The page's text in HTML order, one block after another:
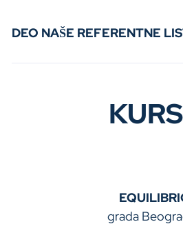
DEO NAŠE REFERENTNE
grada